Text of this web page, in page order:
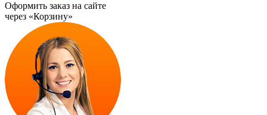
Оформить заказ на сайте
через «Корзину»